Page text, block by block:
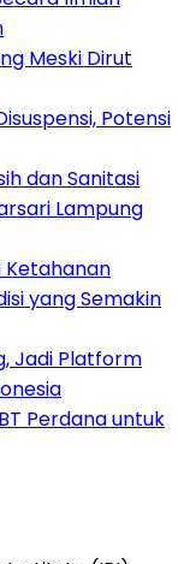
Meski Dirut
Potensi
dan Sanitasi
Lampung
Ketahanan
yang Semakin
Jadi Platform
Perdana untuk